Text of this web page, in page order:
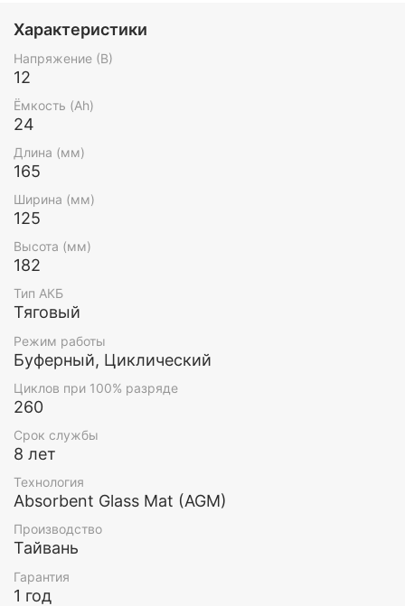
Характеристики
Напряжение (В)
12
Ёмкость (Ah)
24
Длина (мм)
165
Ширина (мм)
125
Высота (мм)
182
Тип АКБ
Тяговый
Режим работы
Буферный, Циклический
Циклов при 100% разряде
260
Срок службы
8 лет
Технология
Absorbent Glass Mat (AGM)
Производство
Тайвань
Гарантия
1 год